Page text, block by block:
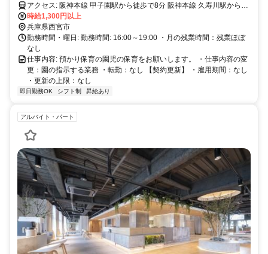
アクセス: 阪神本線 甲子園駅から徒歩で8分 阪神本線 久寿川駅から徒
歩で9分 阪神本線 今津駅から徒歩で14分
時給1,300円以上
兵庫県西宮市
勤務時間・曜日: 勤務時間: 16:00～19:00 ・月の残業時間：残業ほぼ
なし
仕事内容: 預かり保育の園児の保育をお願いします。 ・仕事内容の変
更：園の指示する業務 ・転勤：なし 【契約更新】 ・雇用期間：なし
・更新の上限：なし
即日勤務OK シフト制 昇給あり
アルバイト・パート